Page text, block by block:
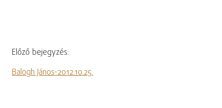
Előző bejegyzés:
Balogh János-2012.10.25.